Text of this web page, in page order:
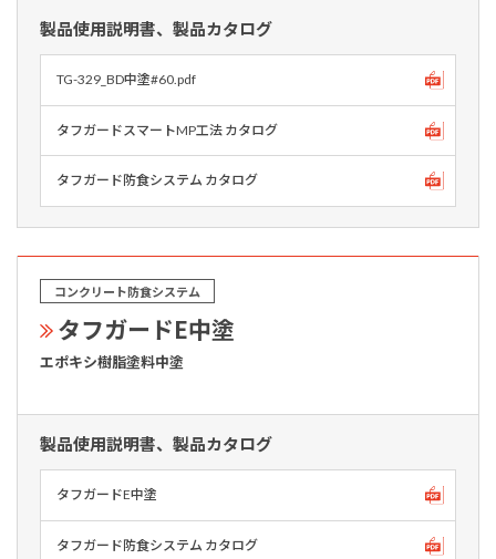
製品使用説明書、製品カタログ
TG-329_BD中塗#60.pdf
タフガードスマートMP工法 カタログ
タフガード防食システム カタログ
コンクリート防食システム
タフガードE中塗
エポキシ樹脂塗料中塗
製品使用説明書、製品カタログ
タフガードE中塗
タフガード防食システム カタログ